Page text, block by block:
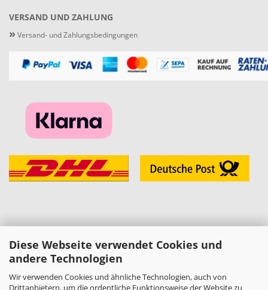
Diese Webseite verwendet Cookies und
andere Technologien
Wir verwenden Cookies und ähnliche Technologien, auch von
Drittanbietern, um die ordentliche Funktionsweise der Website zu
VERSAND UND ZAHLUNG
» Versand- und Zahlungsbedingungen
KONTAKT
» Melzer Modellbau
Daniel Melzer
Alte Halberstädter Straße 22